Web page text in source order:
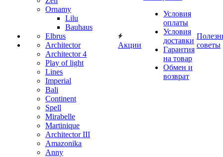
Ornamy
Lilu
Bauhaus
Elbrus
Architector
Architector 4
Play of light
Lines
Imperial
Bali
Continent
Spell
Mirabelle
Martinique
Architector III
Amazonika
Anny
Акции
Условия
оплаты
Условия
доставки
Гарантия
на товар
Обмен и
возврат
советы